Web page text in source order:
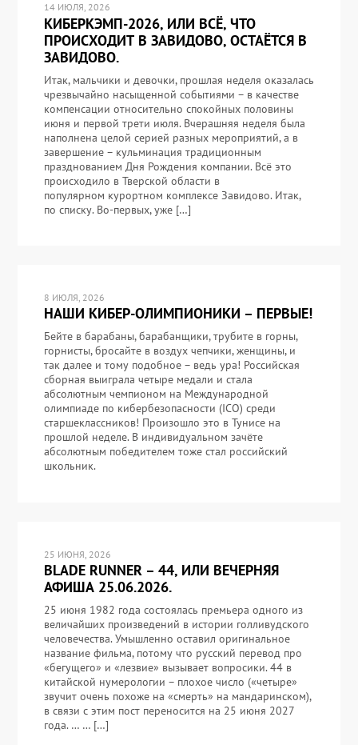
14 ИЮЛЯ, 2026
КИБЕРКЭМП-2026, ИЛИ ВСЁ, ЧТО
ПРОИСХОДИТ В ЗАВИДОВО, ОСТАЁТСЯ В
ЗАВИДОВО.
Итак, мальчики и девочки, прошлая неделя оказалась
чрезвычайно насыщенной событиями – в качестве
компенсации относительно спокойных половины
июня и первой трети июля. Вчерашняя неделя была
наполнена целой серией разных мероприятий, а в
завершение – кульминация традиционным
празднованием Дня Рождения компании. Всё это
происходило в Тверской области в
популярном курортном комплексе Завидово. Итак,
по списку. Во-первых, уже […]
8 ИЮЛЯ, 2026
НАШИ КИБЕР-ОЛИМПИОНИКИ – ПЕРВЫЕ!
Бейте в барабаны, барабанщики, трубите в горны,
горнисты, бросайте в воздух чепчики, женщины, и
так далее и тому подобное – ведь ура! Российская
сборная выиграла четыре медали и стала
абсолютным чемпионом на Международной
олимпиаде по кибербезопасности (ICO) среди
старшеклассников! Произошло это в Тунисе на
прошлой неделе. В индивидуальном зачёте
абсолютным победителем тоже стал российский
школьник.
25 ИЮНЯ, 2026
BLADE RUNNER – 44, ИЛИ ВЕЧЕРНЯЯ
АФИША 25.06.2026.
25 июня 1982 года состоялась премьера одного из
величайших произведений в истории голливудского
человечества. Умышленно оставил оригинальное
название фильма, потому что русский перевод про
«бегущего» и «лезвие» вызывает вопросики. 44 в
китайской нумерологии – плохое число («четыре»
звучит очень похоже на «смерть» на мандаринском),
в связи с этим пост переносится на 25 июня 2027
года. … … […]